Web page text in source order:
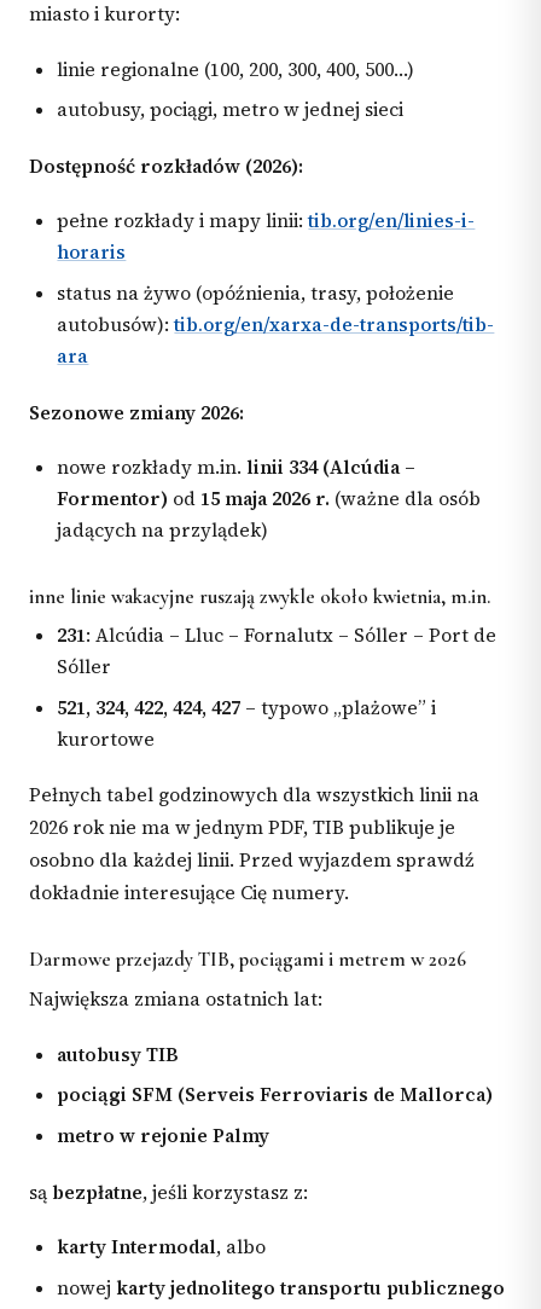
miasto i kurorty:
linie regionalne (100, 200, 300, 400, 500…)
autobusy, pociągi, metro w jednej sieci
Dostępność rozkładów (2026):
pełne rozkłady i mapy linii:tib.org/en/linies-i-
horaris
status na żywo (opóźnienia, trasy, położenie
autobusów):tib.org/en/xarxa-de-transports/tib-
ara
Sezonowe zmiany 2026:
nowe rozkłady m.in.linii 334 (Alcúdia –
Formentor) od 15 maja 2026 r. (ważne dla osób
jadących na przylądek)
inne linie wakacyjne ruszają zwykle około kwietnia, m.in.
231: Alcúdia – Lluc – Fornalutx – Sóller – Port de
Sóller
521, 324, 422, 424, 427 – typowo „plażowe” i
kurortowe
Pełnych tabel godzinowych dla wszystkich linii na
2026 rok nie ma w jednym PDF, TIB publikuje je
osobno dla każdej linii. Przed wyjazdem sprawdź
dokładnie interesujące Cię numery.
Darmowe przejazdy TIB, pociągami i metrem w 2026
Największa zmiana ostatnich lat:
autobusy TIB
pociągi SFM (Serveis Ferroviaris de Mallorca)
metro w rejonie Palmy
sąbezpłatne, jeśli korzystasz z:
karty Intermodal, albo
nowej karty jednolitego transportu publicznego